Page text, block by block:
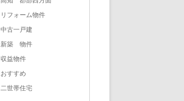
リフォーム物件
中古一戸建
新築 物件
収益物件
おすすめ
二世帯住宅